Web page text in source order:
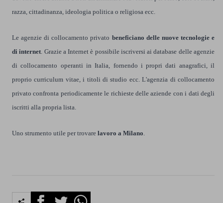
razza, cittadinanza, ideologia politica o religiosa ecc.
Le agenzie di collocamento privato beneficiano delle nuove tecnologie e
di internet . Grazie a Internet è possibile iscriversi ai database delle agenzie
di collocamento operanti in Italia, fornendo i propri dati anagrafici, il
proprio curriculum vitae, i titoli di studio ecc. L'agenzia di collocamento
privato confronta periodicamente le richieste delle aziende con i dati degli
iscritti alla propria lista.
Uno strumento utile per trovare lavoro a Milano
FacebookTwitterWhatsapp